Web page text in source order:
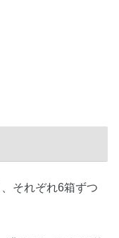
それぞれ6箱ずつ